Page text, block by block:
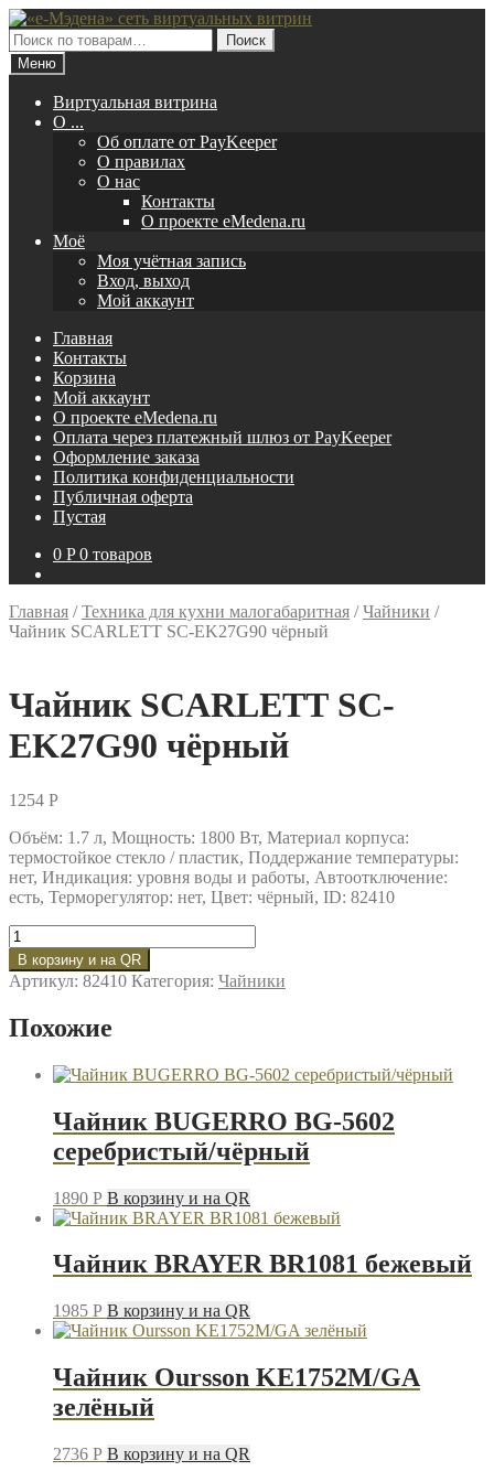
Перейти
к
навигации
Перейти
к
содержимому
Искать:
Поиск
Меню
Виртуальная витрина
O ...
Об оплате от PayKeeper
О правилах
О нас
Контакты
О проекте eMedena.ru
Моё
Моя учётная запись
Вход, выход
Мой аккаунт
Главная
Контакты
Корзина
Мой аккаунт
О проекте eMedena.ru
Оплата через платежный шлюз от PayKeeper
Оформление заказа
Политика конфиденциальности
Публичная оферта
Пустая
0 P 0 товаров
Главная /Техника для кухни малогабаритная /Чайники /
Чайник SCARLETТ SC-EK27G90 чёрный
Чайник SCARLETТ SC-
EK27G90 чёрный
1254 P
Объём: 1.7 л, Мощность: 1800 Вт, Материал корпуса:
термостойкое стекло / пластик, Поддержание температуры:
нет, Индикация: уровня воды и работы, Автоотключение:
есть, Терморегулятор: нет, Цвет: чёрный, ID: 82410
Количество
товара
Чайник
SCARLETТ
EK27G90
В корзину и на QR
Артикул: 82410 Категория: Чайники
Похожие
Чайник BUGERRO BG-5602
серебристый/чёрный
1890 P В корзину и на QR
Чайник BRAYER BR1081 бежевый
1985 P В корзину и на QR
Чайник Oursson KE1752M/GA
зелёный
2736 P В корзину и на QR